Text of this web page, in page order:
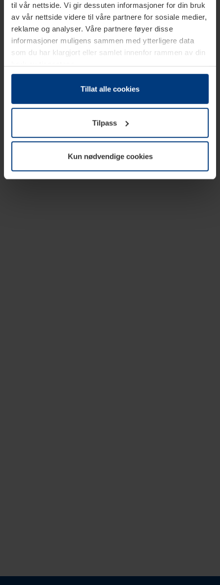
til vår nettside. Vi gir dessuten informasjoner for din bruk
av vår nettside videre til våre partnere for sosiale medier,
reklame og analyser. Våre partnere føyer disse
informasjoner muligens sammen med ytterligere data
som du har klargjort eller samlet innenfor rammen av din
bruk av tjenestene.
Etter loven kan vi lagre informasjonskapsler på din
datamaskin, hvis disse er absolutt nødvendig for drift av
trenger vi din tillatelse. Du kan når som helst endre eller
tilbakekalle ditt samtykke i forklaringen av
informasjonskapselen på sidenPersonvernerklæringpå
Tillat alle cookies
Tilpass
Kun nødvendige cookies